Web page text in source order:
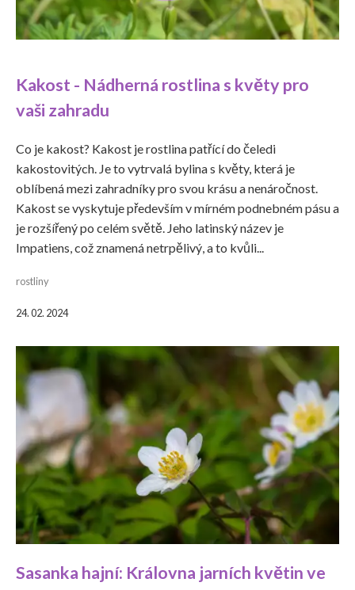
Kakost - Nádherná rostlina s květy pro
vaši zahradu
Co je kakost? Kakost je rostlina patřící do čeledi
kakostovitých. Je to vytrvalá bylina s květy, která je
oblíbená mezi zahradníky pro svou krásu a nenáročnost.
Kakost se vyskytuje především v mírném podnebném pásu a
je rozšířený po celém světě. Jeho latinský název je
Impatiens, což znamená netrpělivý, a to kvůli...
rostliny
24. 02. 2024
Sasanka hajní: Královna jarních květin ve